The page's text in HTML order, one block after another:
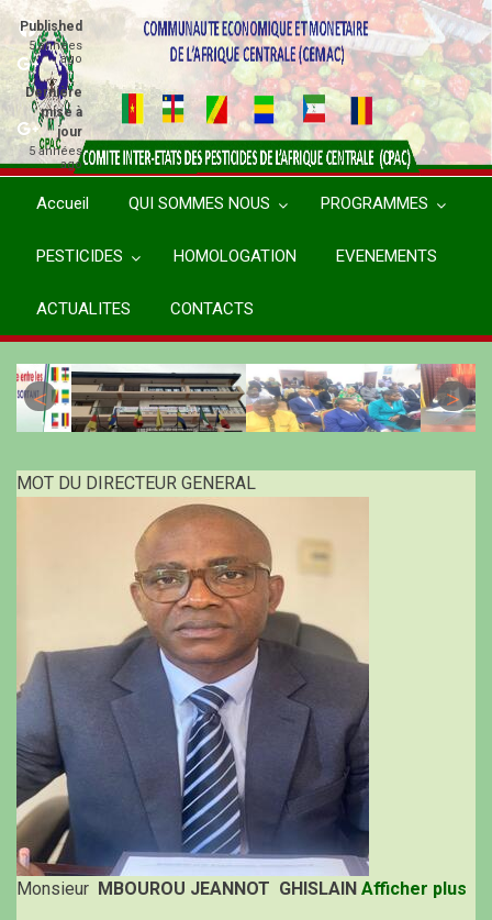
Aller
contenu
principal
Accueil QUI SOMMES NOUS PROGRAMMES
PESTICIDES HOMOLOGATION EVENEMENTS
ACTUALITES CONTACTS
MOT DU DIRECTEUR GENERAL
Monsieur MBOUROU JEANNOT GHISLAIN Afficher plus
Published
5 années
ago
Dernière
mise à
jour
5 années
ago